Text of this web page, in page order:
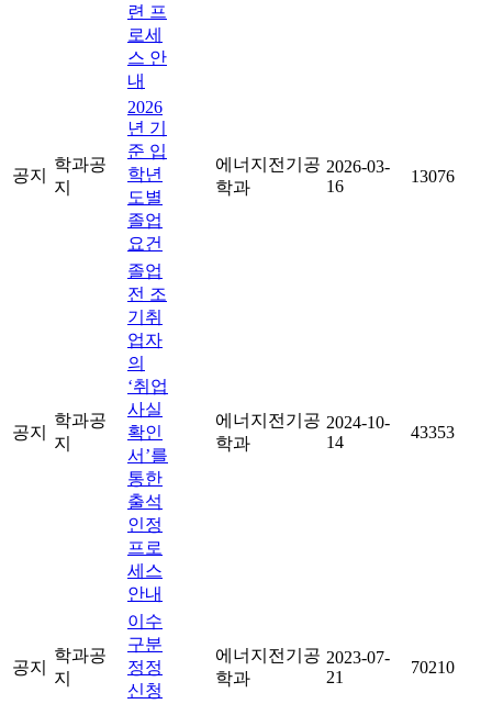
련 프
로세
스 안
내
공지
학과공
지
2026
년 기
준 입
학년
도별
졸업
요건
에너지전기공
학과
2026-03-
16
13076
공지
학과공
지
졸업
전 조
기취
업자
의
‘취업
사실
확인
서’를
통한
출석
인정
프로
세스
안내
에너지전기공
학과
2024-10-
14
43353
공지
학과공
지
이수
구분
정정
신청
에너지전기공
학과
2023-07-
21
70210